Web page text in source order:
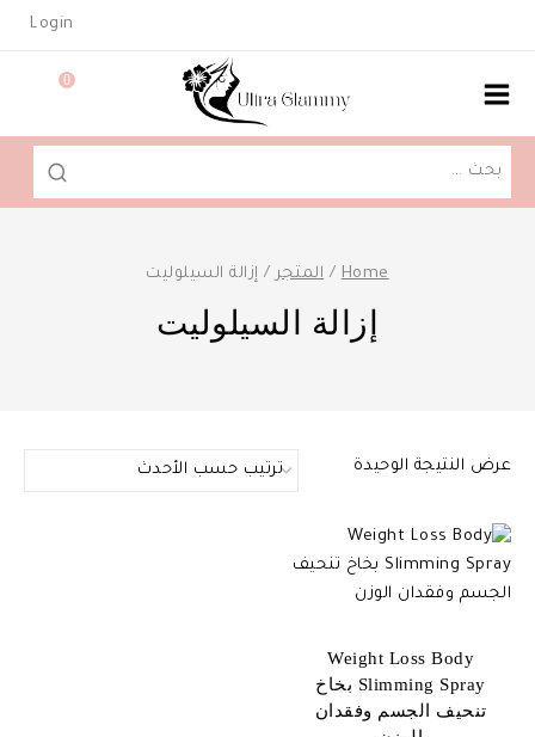
Login
0
البحث
Home
/ المتجر / إزالة السيلوليت
إزالة السيلوليت
عرض النتيجة الوحيدة
Weight Loss Body
Slimming Spray بخاخ
تنحيف الجسم وفقدان